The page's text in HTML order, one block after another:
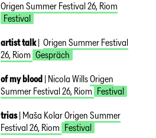
Origen Summer Festival 26, Riom
Festival
artist talk | Origen Summer Festival
26, Riom Gespräch
of my blood | Nicola WillsOrigen
Summer Festival 26, Riom Festival
trias | Maša KolarOrigen Summer
Festival 26, Riom Festival